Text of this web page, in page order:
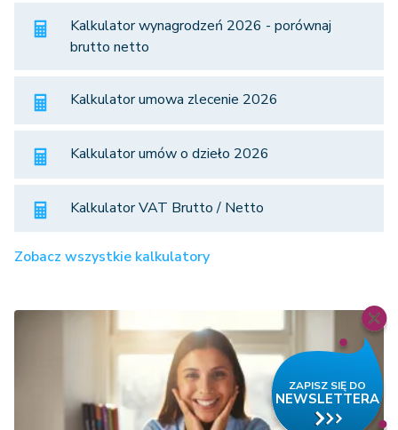
Kalkulator wynagrodzeń 2026 - porównaj
brutto netto
Kalkulator umowa zlecenie 2026
Kalkulator umów o dzieło 2026
Kalkulator VAT Brutto / Netto
Zobacz wszystkie kalkulatory